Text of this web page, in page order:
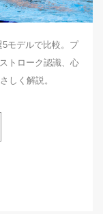
モデルで比較。プ
トローク認識、心
しく解説。